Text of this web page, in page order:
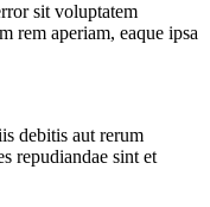
sit voluptatem
rem aperiam, eaque ipsa
debitis aut rerum
repudiandae sint et